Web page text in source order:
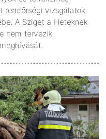
rendőrségi vizsgálatok
A Sziget a Heteknek
nem tervezik